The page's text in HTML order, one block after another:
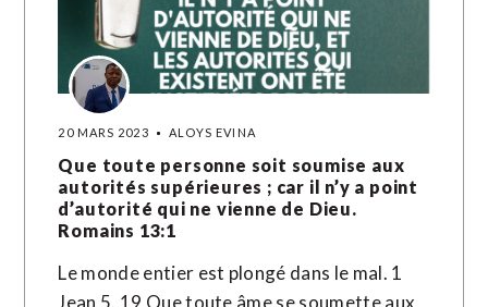
20 MARS 2023 ALOYS EVINA
Que toute personne soit soumise aux
autorités supérieures ; car il n’y a point
d’autorité qui ne vienne de Dieu.
Romains 13:1
Le monde entier est plongé dans le mal. 1
Jean 5. 19 Que toute âme se soumette aux